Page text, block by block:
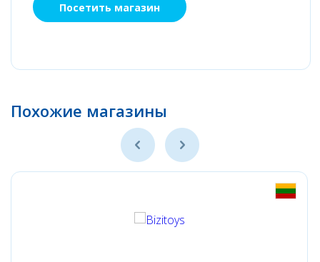
Посетить магазин
Похожие магазины